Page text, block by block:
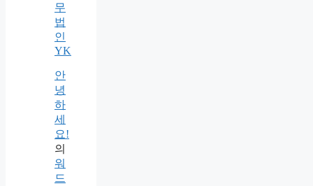
무
법
인
YK
안
녕
하
세
요!
의
워
드